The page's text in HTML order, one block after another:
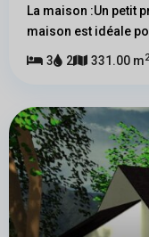
La maison :Un petit
maison est idéale
3 2 331.00 m2